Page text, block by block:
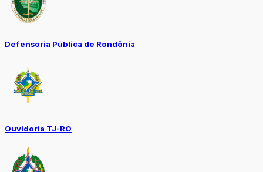
Defensoria Pública de Rondônia
Ouvidoria TJ-RO